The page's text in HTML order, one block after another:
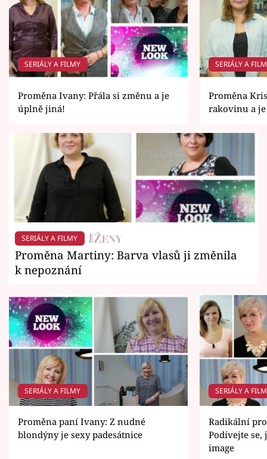
SERIÁLY A FILMY
Proměna Ivany: Přála si změnu a je
úplně jiná!
SERIÁLY A
Proměna
rakovinu a
SERIÁLY A FILMY
Proměna Martiny: Barva vlasů ji změnila
k nepoznání
SERIÁLY A FILMY
Proměna paní Ivany: Z nudné
blondýny je sexy padesátnice
SERIÁLY A
Radikální
Podívejte
image